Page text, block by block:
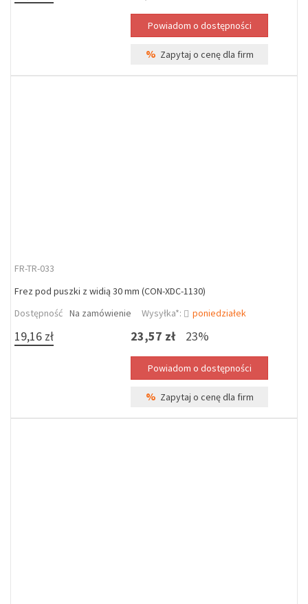
% Zapytaj o cenę dla firm
FR-TR-033
Frez pod puszki z widią 30 mm (CON-XDC-1130)
Dostępność Na zamówienie Wysyłka*: poniedziałek
19,16 zł 23,57 zł 23%
% Zapytaj o cenę dla firm